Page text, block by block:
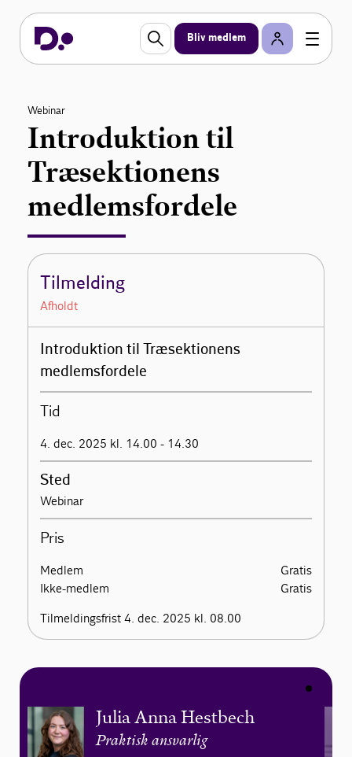
Bliv medlem
Webinar
Introduktion til
Træsektionens
medlemsfordele
Tilmelding
Afholdt
Introduktion til Træsektionens
medlemsfordele
Tid
4. dec. 2025 kl. 14.00 - 14.30
Sted
Webinar
Pris
Medlem
Gratis
Ikke-medlem
Gratis
Tilmeldingsfrist 4. dec. 2025 kl. 08.00
Julia Anna Hestbech
Praktisk ansvarlig